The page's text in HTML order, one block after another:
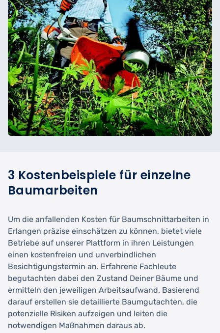
3 Kostenbeispiele für einzelne
Baumarbeiten
Um die anfallenden Kosten für Baumschnittarbeiten in
Erlangen präzise einschätzen zu können, bietet viele
Betriebe auf unserer Plattform in ihren Leistungen
einen kostenfreien und unverbindlichen
Besichtigungstermin an. Erfahrene Fachleute
begutachten dabei den Zustand Deiner Bäume und
ermitteln den jeweiligen Arbeitsaufwand. Basierend
darauf erstellen sie detaillierte Baumgutachten, die
potenzielle Risiken aufzeigen und leiten die
notwendigen Maßnahmen daraus ab.